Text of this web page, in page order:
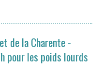
de la Charente -
pour les poids lourds